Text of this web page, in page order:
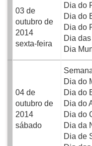
03 de
outubro de
2014
sexta-feira
Dia do
Dia do
Dia do
Dia
Dia
04 de
outubro de
2014
sábado
Dia do
Dia do
Dia do
Dia do
Dia da
Dia de